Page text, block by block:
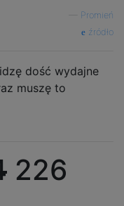
Promień
źródło
dość wydajne
muszę to
226